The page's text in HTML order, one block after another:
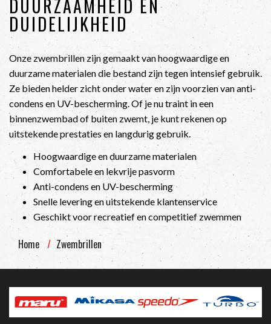
DUURZAAMHEID EN
DUIDELIJKHEID
Onze zwembrillen zijn gemaakt van hoogwaardige en
duurzame materialen die bestand zijn tegen intensief gebruik.
Ze bieden helder zicht onder water en zijn voorzien van anti-
condens en UV-bescherming. Of je nu traint in een
binnenzwembad of buiten zwemt, je kunt rekenen op
uitstekende prestaties en langdurig gebruik.
Hoogwaardige en duurzame materialen
Comfortabele en lekvrije pasvorm
Anti-condens en UV-bescherming
Snelle levering en uitstekende klantenservice
Geschikt voor recreatief en competitief zwemmen
Home Zwembrillen